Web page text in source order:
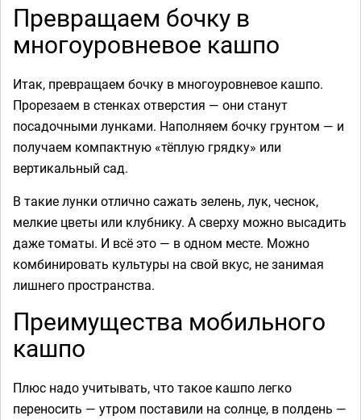
Превращаем бочку в
многоуровневое кашпо
Итак, превращаем бочку в многоуровневое кашпо.
Прорезаем в стенках отверстия — они станут
посадочными лунками. Наполняем бочку грунтом — и
получаем компактную «тёплую грядку» или
вертикальный сад.
В такие лунки отлично сажать зелень, лук, чеснок,
мелкие цветы или клубнику. А сверху можно высадить
даже томаты. И всё это — в одном месте. Можно
комбинировать культуры на свой вкус, не занимая
лишнего пространства.
Преимущества мобильного
кашпо
Плюс надо учитывать, что такое кашпо легко
переносить — утром поставили на солнце, в полдень —